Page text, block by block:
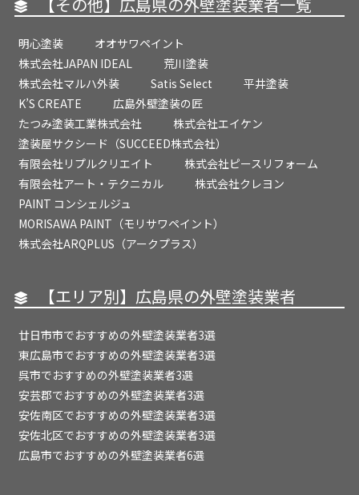
【その他】広島県の外壁塗装業者一覧
明心塗装
オオサワペイント
株式会社JAPAN IDEAL
荒川塗装
株式会社マルハ外装
Satis Select
平井塗装
K’S CREATE
広島外壁塗装の匠
たつみ塗装工業株式会社
株式会社エイケン
塗装屋サクシード（SUCCEED株式会社）
有限会社リプルクリエイト
株式会社ピースリフォーム
有限会社アート・テクニカル
株式会社クレヨン
PAINT コンシェルジュ
MORISAWA PAINT（モリサワペイント）
株式会社ARQPLUS（アークプラス）
【エリア別】広島県の外壁塗装業者
廿日市市でおすすめの外壁塗装業者3選
東広島市でおすすめの外壁塗装業者3選
呉市でおすすめの外壁塗装業者3選
安芸郡でおすすめの外壁塗装業者3選
安佐南区でおすすめの外壁塗装業者3選
安佐北区でおすすめの外壁塗装業者3選
広島市でおすすめの外壁塗装業者6選